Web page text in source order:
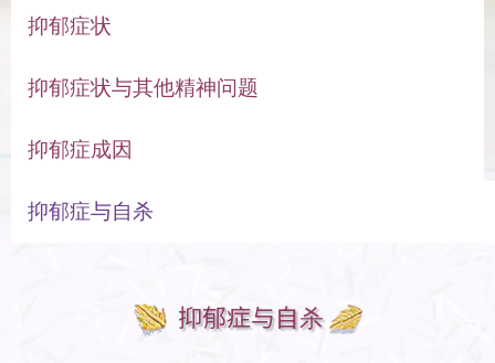
抑郁症状
抑郁症状与其他精神问题
抑郁症成因
抑郁症与自杀
抑郁症与自杀